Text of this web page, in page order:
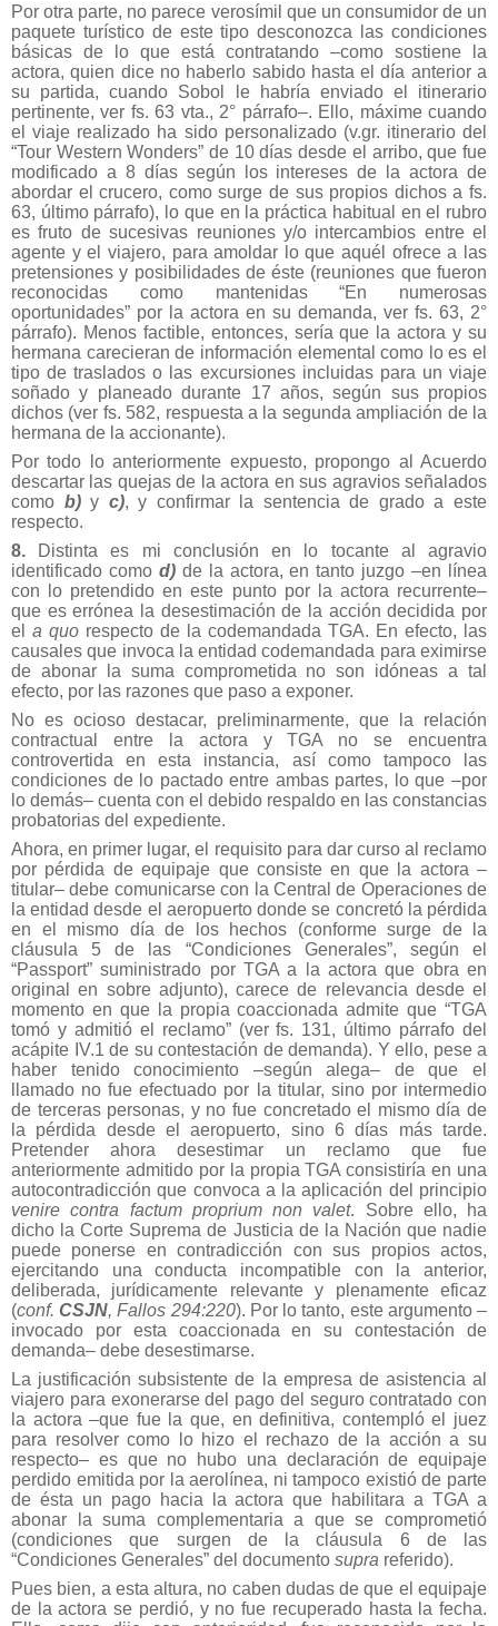
Por otra parte, no parece verosímil que un consumidor de un
paquete turístico de este tipo desconozca las condiciones
básicas de lo que está contratando –como sostiene la
actora, quien dice no haberlo sabido hasta el día anterior a
su partida, cuando Sobol le habría enviado el itinerario
pertinente, ver fs. 63 vta., 2° párrafo–. Ello, máxime cuando
el viaje realizado ha sido personalizado (v.gr. itinerario del
“Tour Western Wonders” de 10 días desde el arribo, que fue
modificado a 8 días según los intereses de la actora de
abordar el crucero, como surge de sus propios dichos a fs.
63, último párrafo), lo que en la práctica habitual en el rubro
es fruto de sucesivas reuniones y/o intercambios entre el
agente y el viajero, para amoldar lo que aquél ofrece a las
pretensiones y posibilidades de éste (reuniones que fueron
reconocidas como mantenidas “En numerosas
oportunidades” por la actora en su demanda, ver fs. 63, 2°
párrafo). Menos factible, entonces, sería que la actora y su
hermana carecieran de información elemental como lo es el
tipo de traslados o las excursiones incluidas para un viaje
soñado y planeado durante 17 años, según sus propios
dichos (ver fs. 582, respuesta a la segunda ampliación de la
hermana de la accionante).
Por todo lo anteriormente expuesto, propongo al Acuerdo
descartar las quejas de la actora en sus agravios señalados
como b)y c), y confirmar la sentencia de grado a este
respecto.
8.
Distinta es mi conclusión en lo tocante al agravio
identificado como d) de la actora, en tanto juzgo –en línea
con lo pretendido en este punto por la actora recurrente–
que es errónea la desestimación de la acción decidida por
el a quo respecto de la codemandada TGA. En efecto, las
causales que invoca la entidad codemandada para eximirse
de abonar la suma comprometida no son idóneas a tal
efecto, por las razones que paso a exponer.
No es ocioso destacar, preliminarmente, que la relación
contractual entre la actora y TGA no se encuentra
controvertida en esta instancia, así como tampoco las
condiciones de lo pactado entre ambas partes, lo que –por
lo demás– cuenta con el debido respaldo en las constancias
probatorias del expediente.
Ahora, en primer lugar, el requisito para dar curso al reclamo
por pérdida de equipaje que consiste en que la actora –
titular– debe comunicarse con la Central de Operaciones de
la entidad desde el aeropuerto donde se concretó la pérdida
en el mismo día de los hechos (conforme surge de la
cláusula 5 de las “Condiciones Generales”, según el
“Passport” suministrado por TGA a la actora que obra en
original en sobre adjunto), carece de relevancia desde el
momento en que la propia coaccionada admite que “TGA
tomó y admitió el reclamo” (ver fs. 131, último párrafo del
acápite IV.1 de su contestación de demanda). Y ello, pese a
haber tenido conocimiento –según alega– de que el
llamado no fue efectuado por la titular, sino por intermedio
de terceras personas, y no fue concretado el mismo día de
la pérdida desde el aeropuerto, sino 6 días más tarde.
Pretender ahora desestimar un reclamo que fue
anteriormente admitido por la propia TGA consistiría en una
autocontradicción que convoca a la aplicación del principio
venire contra factum proprium non valet. Sobre ello, ha
dicho la Corte Suprema de Justicia de la Nación que nadie
puede ponerse en contradicción con sus propios actos,
ejercitando una conducta incompatible con la anterior,
deliberada, jurídicamente relevante y plenamente eficaz
(conf.CSJN, Fallos 294:220). Por lo tanto, este argumento –
invocado por esta coaccionada en su contestación de
demanda– debe desestimarse.
La justificación subsistente de la empresa de asistencia al
viajero para exonerarse del pago del seguro contratado con
la actora –que fue la que, en definitiva, contempló el juez
para resolver como lo hizo el rechazo de la acción a su
respecto– es que no hubo una declaración de equipaje
perdido emitida por la aerolínea, ni tampoco existió de parte
de ésta un pago hacia la actora que habilitara a TGA a
abonar la suma complementaria a que se comprometió
(condiciones que surgen de la cláusula 6 de las
“Condiciones Generales” del documento supra referido).
Pues bien, a esta altura, no caben dudas de que el equipaje
de la actora se perdió, y no fue recuperado hasta la fecha.